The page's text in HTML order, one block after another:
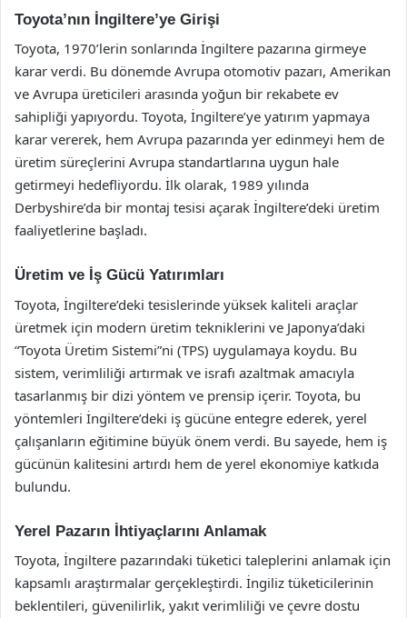
Toyota’nın İngiltere’ye Girişi
Toyota, 1970’lerin sonlarında İngiltere pazarına girmeye
karar verdi. Bu dönemde Avrupa otomotiv pazarı, Amerikan
ve Avrupa üreticileri arasında yoğun bir rekabete ev
sahipliği yapıyordu. Toyota, İngiltere’ye yatırım yapmaya
karar vererek, hem Avrupa pazarında yer edinmeyi hem de
üretim süreçlerini Avrupa standartlarına uygun hale
getirmeyi hedefliyordu. İlk olarak, 1989 yılında
Derbyshire’da bir montaj tesisi açarak İngiltere’deki üretim
faaliyetlerine başladı.
Üretim ve İş Gücü Yatırımları
Toyota, İngiltere’deki tesislerinde yüksek kaliteli araçlar
üretmek için modern üretim tekniklerini ve Japonya’daki
“Toyota Üretim Sistemi”ni (TPS) uygulamaya koydu. Bu
sistem, verimliliği artırmak ve israfı azaltmak amacıyla
tasarlanmış bir dizi yöntem ve prensip içerir. Toyota, bu
yöntemleri İngiltere’deki iş gücüne entegre ederek, yerel
çalışanların eğitimine büyük önem verdi. Bu sayede, hem iş
gücünün kalitesini artırdı hem de yerel ekonomiye katkıda
bulundu.
Yerel Pazarın İhtiyaçlarını Anlamak
Toyota, İngiltere pazarındaki tüketici taleplerini anlamak için
kapsamlı araştırmalar gerçekleştirdi. İngiliz tüketicilerinin
beklentileri, güvenilirlik, yakıt verimliliği ve çevre dostu